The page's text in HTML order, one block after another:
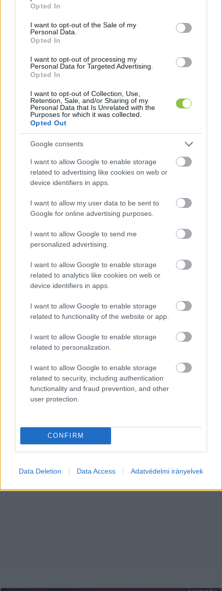
use your data for below specified purposes in below Google
consent section.
Opted In
I want to opt-out of the Sale of my
Personal Data.
Opted In
I want to opt-out of processing my
Personal Data for Targeted Advertising.
Opted In
I want to opt-out of Collection, Use,
Retention, Sale, and/or Sharing of my
Personal Data that Is Unrelated with the
Purposes for which it was collected.
Opted Out
Google consents
I want to allow Google to enable storage
related to advertising like cookies on web or
device identifiers in apps.
I want to allow my user data to be sent to
Google for online advertising purposes.
I want to allow Google to send me
personalized advertising.
I want to allow Google to enable storage
related to analytics like cookies on web or
device identifiers in apps.
I want to allow Google to enable storage
related to functionality of the website or app.
I want to allow Google to enable storage
related to personalization.
I want to allow Google to enable storage
related to security, including authentication
functionality and fraud prevention, and other
user protection.
CONFIRM
Data Deletion Data Access Adatvédelmi irányelvek
Tölgyessy Péter: A Fideszben leépült
a visszacsatolás
Tölgyessy Péter jogász-politológus szerint „a Fideszben
leépült a visszacsatolás, megjelentek a fáradás tünetei, és
Lapszemle
Kecskeméten találkoztak a
Háromnapos, szakmai és kulturális programokkal
színesített találkozót tartottak Kecskeméten a vidéki
független újságok képviselői. A már hagyományosnak
Balla Szilárd
HIRDETÉS